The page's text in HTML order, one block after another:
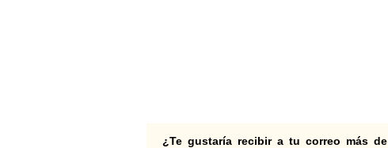
¿Te gustaría recibir a tu correo más de